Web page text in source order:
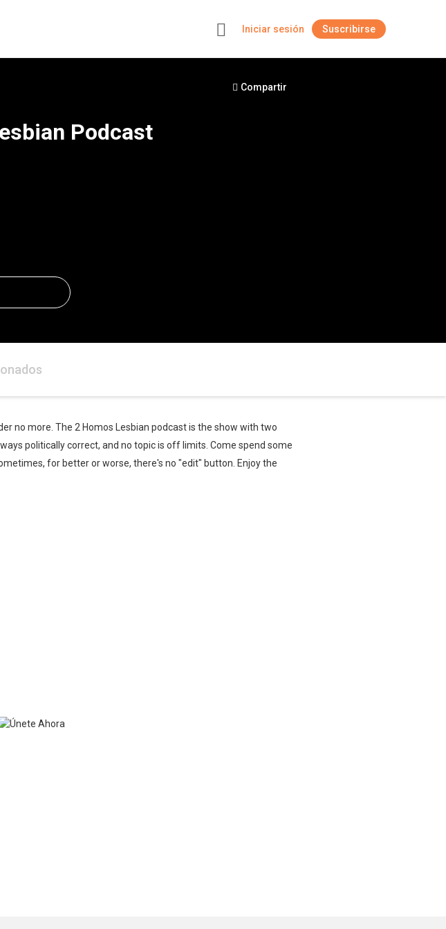
Iniciar sesión Suscribirse
Compartir
Podcast
no more. The 2 Homos Lesbian podcast is the show with two
politically correct, and no topic is off limits. Come spend some
for better or worse, there's no "edit" button. Enjoy the